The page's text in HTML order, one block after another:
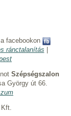
a facebookon
ránctalanítás
Szépségszalon
György út 66.